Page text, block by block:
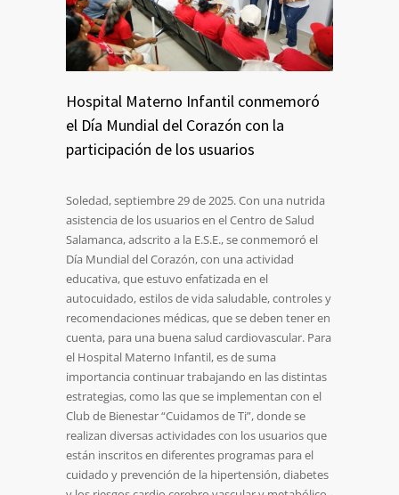
Hospital Materno Infantil conmemoró
el Día Mundial del Corazón con la
participación de los usuarios
Soledad, septiembre 29 de 2025. Con una nutrida
asistencia de los usuarios en el Centro de Salud
Salamanca, adscrito a la E.S.E., se conmemoró el
Día Mundial del Corazón, con una actividad
educativa, que estuvo enfatizada en el
autocuidado, estilos de vida saludable, controles y
recomendaciones médicas, que se deben tener en
cuenta, para una buena salud cardiovascular. Para
el Hospital Materno Infantil, es de suma
importancia continuar trabajando en las distintas
estrategias, como las que se implementan con el
Club de Bienestar “Cuidamos de Ti”, donde se
realizan diversas actividades con los usuarios que
están inscritos en diferentes programas para el
cuidado y prevención de la hipertensión, diabetes